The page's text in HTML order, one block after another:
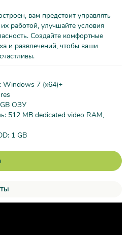
вам предстоит управлять
работой, улучшайте условия
Создайте комфортные
и развлечений, чтобы ваши
Windows 7 (x64)+
ОЗУ
512 MB dedicated video RAM,
1 GB